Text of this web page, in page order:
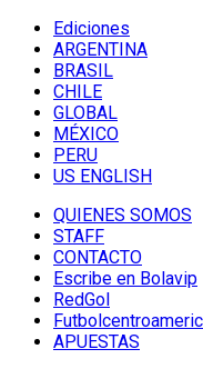
Ediciones
ARGENTINA
BRASIL
CHILE
GLOBAL
MÉXICO
PERU
US ENGLISH
QUIENES SOMOS
STAFF
CONTACTO
Escribe en Bolavip
RedGol
APUESTAS